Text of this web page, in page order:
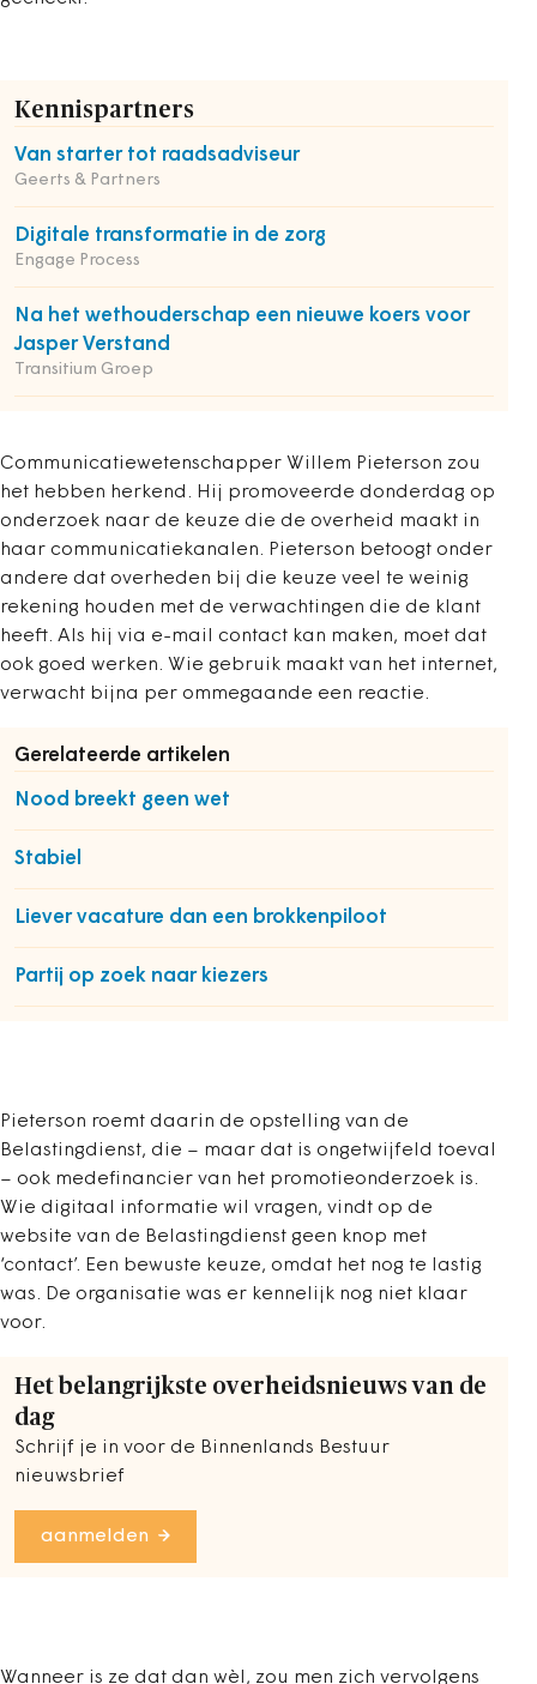
Kennispartners
Van starter tot raadsadviseur
Geerts & Partners
Digitale transformatie in de zorg
Engage Process
Na het wethouderschap een nieuwe koers voor
Jasper Verstand
Transitium Groep
Communicatiewetenschapper Willem Pieterson zou
het hebben herkend. Hij promoveerde donderdag op
onderzoek naar de keuze die de overheid maakt in
haar communicatiekanalen. Pieterson betoogt onder
andere dat overheden bij die keuze veel te weinig
rekening houden met de verwachtingen die de klant
heeft. Als hij via e-mail contact kan maken, moet dat
ook goed werken. Wie gebruik maakt van het internet,
verwacht bijna per ommegaande een reactie.
Gerelateerde artikelen
Nood breekt geen wet
Stabiel
Liever vacature dan een brokkenpiloot
Partij op zoek naar kiezers
Pieterson roemt daarin de opstelling van de
Belastingdienst, die – maar dat is ongetwijfeld toeval
– ook medefinancier van het promotieonderzoek is.
Wie digitaal informatie wil vragen, vindt op de
website van de Belastingdienst geen knop met
‘contact’. Een bewuste keuze, omdat het nog te lastig
was. De organisatie was er kennelijk nog niet klaar
voor.
Het belangrijkste overheidsnieuws van de
dag
Schrijf je in voor de Binnenlands Bestuur
nieuwsbrief
aanmelden
Wanneer is ze dat dan wèl, zou men zich vervolgens